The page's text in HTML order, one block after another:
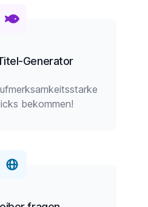
Generator
bekommen!